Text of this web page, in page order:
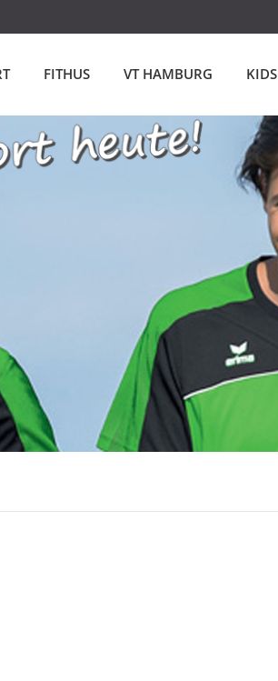
FITHUS VT HAMBURG KIDS